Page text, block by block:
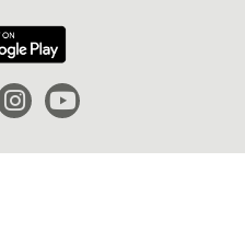
Instagram